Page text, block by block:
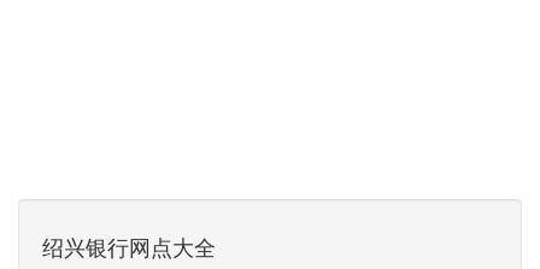
绍兴银行网点大全